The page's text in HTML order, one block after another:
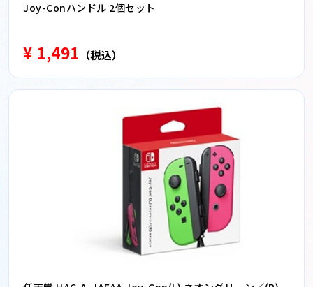
Joy-Conハンドル 2個セット
¥ 1,491 （税込）